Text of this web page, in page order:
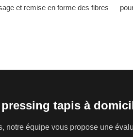
et remise en forme des fibres —
tapis à
notre équipe vous propose une